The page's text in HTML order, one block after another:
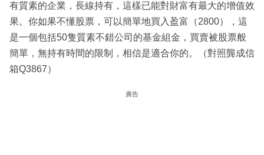
有質素的企業，長線持有，這樣已能對財富有最大的增值效
果。你如果不懂股票，可以簡單地買入盈富（2800），這
是一個包括50隻質素不錯公司的基金組金，買賣被股票般
簡單，無持有時間的限制，相信是適合你的。（對照龔成信
箱Q3867）
廣告